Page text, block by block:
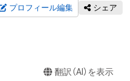
プロフィール編集 シェア
翻訳（AI）を表示